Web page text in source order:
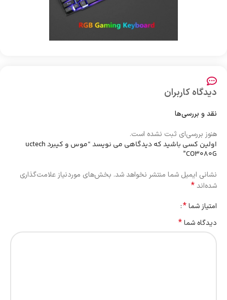
دیدگاه کاربران
نقد و بررسی‌ها
هنوز بررسی‌ای ثبت نشده است.
اولین کسی باشید که دیدگاهی می نویسد “موس و کیبرد uctech
CO3080G”
نشانی ایمیل شما منتشر نخواهد شد. بخش‌های موردنیاز علامت‌گذاری
شده‌اند*
امتیاز شما*
دیدگاه شما*